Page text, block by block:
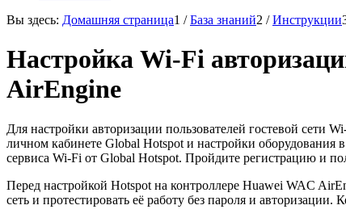
Вы здесь: Домашняя страница1 / База знаний2 / Инструкции
Настройка Wi-Fi
AirEngine
Для настройки авторизации пользователей гостевой сети
личном кабинете Global Hotspot и настройки оборудования
сервиса Wi-Fi от Global Hotspot. Пройдите регистрацию и
Перед настройкой Hotspot на контроллере Huawei WAC
сеть и протестировать её работу без пароля и